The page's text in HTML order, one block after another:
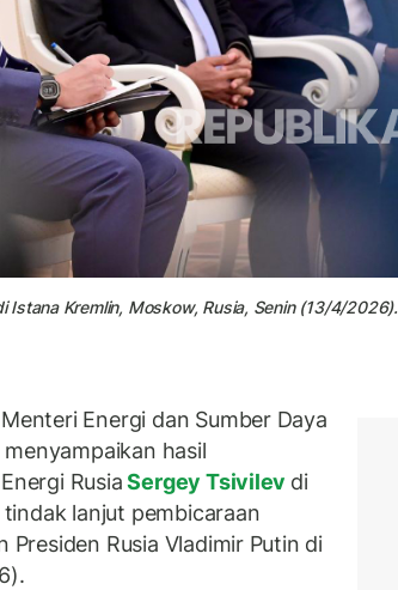
Istana Kremlin, Moskow, Rusia, Senin (13/4/2026).
Energi dan Sumber Daya
hasil
RusiaSergey Tsivilev di
lanjut pembicaraan
Presiden Rusia Vladimir Putin di